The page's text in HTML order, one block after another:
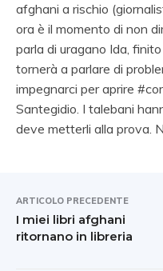
afghani a rischio
ora è il momento di non
parla di uragano Ida,
tornerà a parlare di
impegnarci per aprire
Santegidio. I talebani
deve metterli alla prova.
ARTICOLO PRECEDENTE
I miei libri afghani
ritornano in libreria